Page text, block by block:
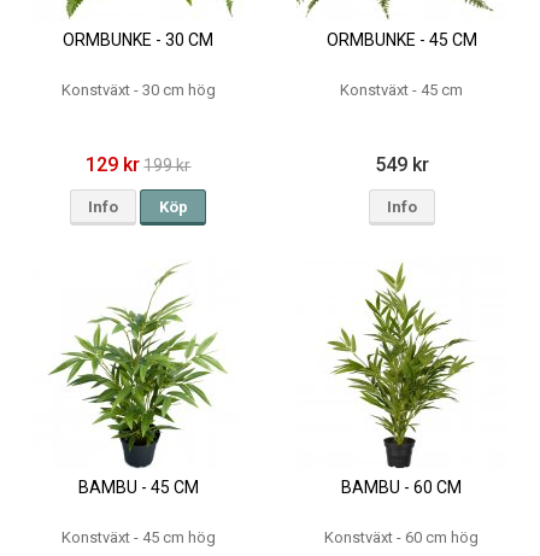
ORMBUNKE - 30 CM
Konstväxt - 30 cm hög
129 kr 199 kr
Info Köp
ORMBUNKE - 45 CM
Konstväxt - 45 cm
549 kr
Info
BAMBU - 45 CM
Konstväxt - 45 cm hög
BAMBU - 60 CM
Konstväxt - 60 cm hög